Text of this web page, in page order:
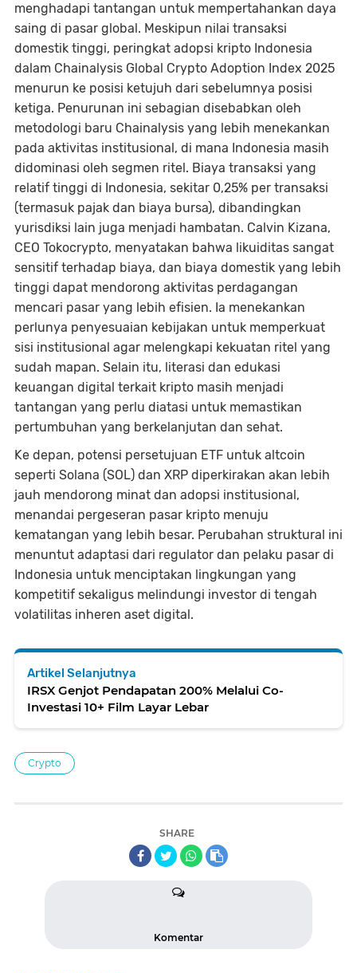
menghadapi tantangan untuk mempertahankan daya
saing di pasar global. Meskipun nilai transaksi
domestik tinggi, peringkat adopsi kripto Indonesia
dalam Chainalysis Global Crypto Adoption Index 2025
menurun ke posisi ketujuh dari sebelumnya posisi
ketiga. Penurunan ini sebagian disebabkan oleh
metodologi baru Chainalysis yang lebih menekankan
pada aktivitas institusional, di mana Indonesia masih
didominasi oleh segmen ritel. Biaya transaksi yang
relatif tinggi di Indonesia, sekitar 0,25% per transaksi
(termasuk pajak dan biaya bursa), dibandingkan
yurisdiksi lain juga menjadi hambatan. Calvin Kizana,
CEO Tokocrypto, menyatakan bahwa likuiditas sangat
sensitif terhadap biaya, dan biaya domestik yang lebih
tinggi dapat mendorong aktivitas perdagangan
mencari pasar yang lebih efisien. Ia menekankan
perlunya penyesuaian kebijakan untuk memperkuat
sisi institusional agar melengkapi kekuatan ritel yang
sudah mapan. Selain itu, literasi dan edukasi
keuangan digital terkait kripto masih menjadi
tantangan yang perlu diatasi untuk memastikan
pertumbuhan yang berkelanjutan dan sehat.
Ke depan, potensi persetujuan ETF untuk altcoin
seperti Solana (SOL) dan XRP diperkirakan akan lebih
jauh mendorong minat dan adopsi institusional,
menandai pergeseran pasar kripto menuju
kematangan yang lebih besar. Perubahan struktural ini
menuntut adaptasi dari regulator dan pelaku pasar di
Indonesia untuk menciptakan lingkungan yang
kompetitif sekaligus melindungi investor di tengah
volatilitas inheren aset digital.
Artikel Selanjutnya
IRSX Genjot Pendapatan 200% Melalui Co-
Investasi 10+ Film Layar Lebar
Crypto
SHARE
Komentar